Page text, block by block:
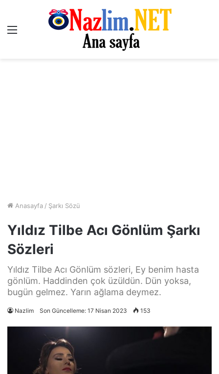
Menü
Anasayfa / Şarkı Sözü
Yıldız Tilbe Acı Gönlüm Şarkı
Sözleri
Yıldız Tilbe Acı Gönlüm sözleri, Ey benim hasta
gönlüm. Haddinden çok üzüldün. Dün yoksa,
bugün gelmez. Yarın ağlama deymez.
Nazlim Son Güncelleme: 17 Nisan 2023 153